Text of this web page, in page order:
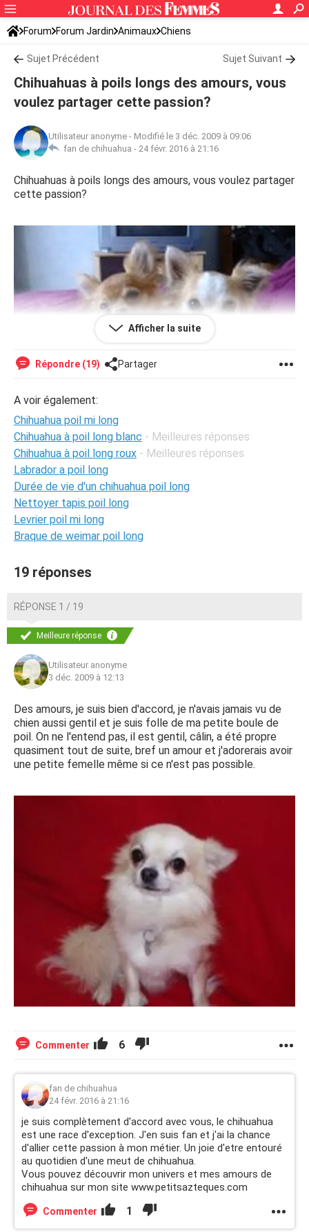
Forum Forum Jardin Animaux Chiens
Sujet Précédent Sujet Suivant
Chihuahuas à poils longs des amours, vous
voulez partager cette passion?
Utilisateur anonyme - Modifié le 3 déc. 2009 à 09:06
fan de chihuahua - 24 févr. 2016 à 21:16
Chihuahuas à poils longs des amours, vous voulez partager
cette passion?
Afficher la suite
Répondre (19) Partager
A voir également:
Chihuahua poil mi long
Chihuahua à poil long blanc - Meilleures réponses
Chihuahua à poil long roux - Meilleures réponses
Labrador a poil long
Durée de vie d'un chihuahua poil long
Nettoyer tapis poil long
Levrier poil mi long
Braque de weimar poil long
19 réponses
RÉPONSE 1 / 19
Meilleure réponse
Utilisateur anonyme
3 déc. 2009 à 12:13
Des amours, je suis bien d'accord, je n'avais jamais vu de
chien aussi gentil et je suis folle de ma petite boule de
poil. On ne l'entend pas, il est gentil, câlin, a été propre
quasiment tout de suite, bref un amour et j'adorerais avoir
une petite femelle même si ce n'est pas possible.
Commenter 6
fan de chihuahua
24 févr. 2016 à 21:16
je suis complètement d'accord avec vous, le chihuahua
est une race d'exception. J'en suis fan et j'ai la chance
d'allier cette passion à mon métier. Un joie d'etre entouré
au quotidien d'une meut de chihuahua.
Vous pouvez découvrir mon univers et mes amours de
chihuahua sur mon site www.petitsazteques.com
Commenter 1